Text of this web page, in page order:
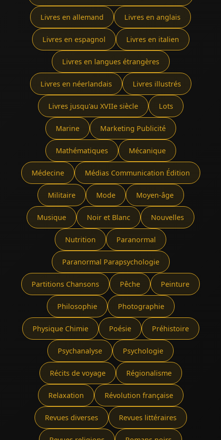
Livres en allemand Livres en anglais
Livres en espagnol Livres en italien
Livres en langues étrangères
Livres en néerlandais Livres illustrés
Livres jusqu'au XVIIe siècle Lots
Marine Marketing Publicité
Mathématiques Mécanique
Médecine Médias Communication Édition
Militaire Mode Moyen-âge
Musique Noir et Blanc Nouvelles
Nutrition Paranormal
Paranormal Parapsychologie
Partitions Chansons Pêche Peinture
Philosophie Photographie
Physique Chimie Poésie Préhistoire
Psychanalyse Psychologie
Récits de voyage Régionalisme
Relaxation Révolution française
Revues diverses Revues littéraires